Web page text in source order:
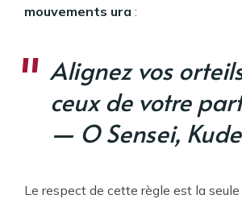
mouvements ura :
Alignez vos
ceux de votre
— O Sensei,
Le respect de cette règle est la